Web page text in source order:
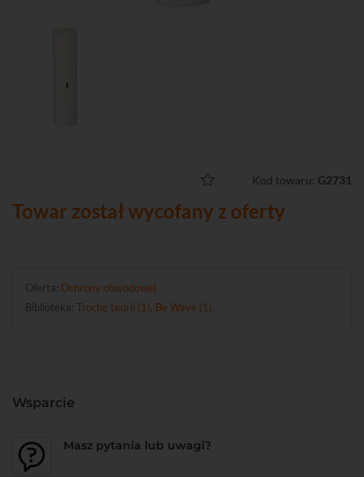
Kod towaru: G2731
Towar został wycofany z oferty
Oferta: Ochrony obwodowej
Biblioteka: Trochę teorii (1) Be Wave (1)
Wsparcie
Masz pytania lub uwagi?